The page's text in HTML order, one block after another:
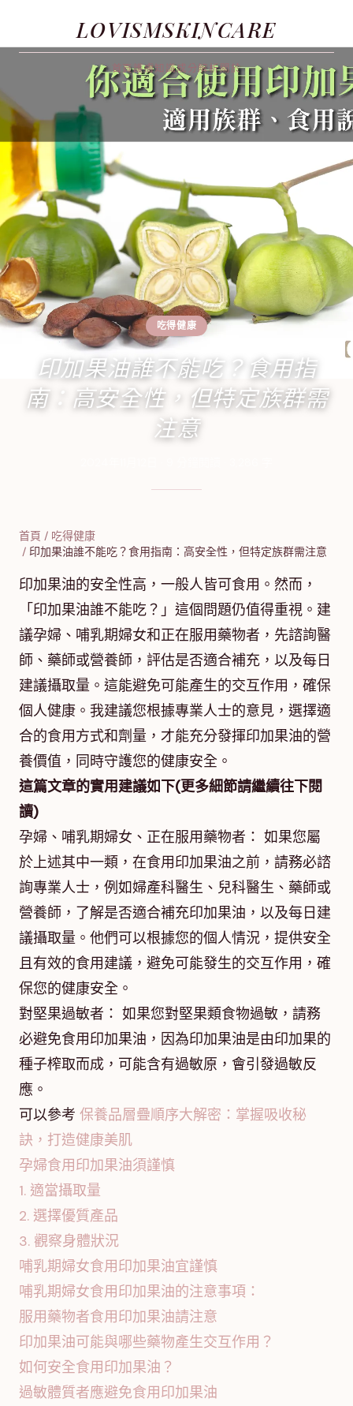
LOVISMSKINCARE
首頁護膚知識成分解析關於
吃得健康
印加果油誰不能吃？食用指
南：高安全性，但特定族群需
注意
首頁 / 吃得健康
/ 印加果油誰不能吃？食用指南：高安全性，但特定族群需注意
印加果油的安全性高，一般人皆可食用。然而，
「印加果油誰不能吃？」這個問題仍值得重視。建
議孕婦、哺乳期婦女和正在服用藥物者，先諮詢醫
師、藥師或營養師，評估是否適合補充，以及每日
建議攝取量。這能避免可能產生的交互作用，確保
個人健康。我建議您根據專業人士的意見，選擇適
合的食用方式和劑量，才能充分發揮印加果油的營
養價值，同時守護您的健康安全。
這篇文章的實用建議如下(更多細節請繼續往下閱
讀)
孕婦、哺乳期婦女、正在服用藥物者： 如果您屬
於上述其中一類，在食用印加果油之前，請務必諮
詢專業人士，例如婦產科醫生、兒科醫生、藥師或
營養師，了解是否適合補充印加果油，以及每日建
議攝取量。他們可以根據您的個人情況，提供安全
且有效的食用建議，避免可能發生的交互作用，確
保您的健康安全。
對堅果過敏者： 如果您對堅果類食物過敏，請務
必避免食用印加果油，因為印加果油是由印加果的
種子榨取而成，可能含有過敏原，會引發過敏反
應。
可以參考 保養品層疊順序大解密：掌握吸收秘
訣，打造健康美肌
孕婦食用印加果油須謹慎
1. 適當攝取量
2. 選擇優質產品
3. 觀察身體狀況
哺乳期婦女食用印加果油宜謹慎
哺乳期婦女食用印加果油的注意事項：
服用藥物者食用印加果油請注意
印加果油可能與哪些藥物產生交互作用？
如何安全食用印加果油？
過敏體質者應避免食用印加果油